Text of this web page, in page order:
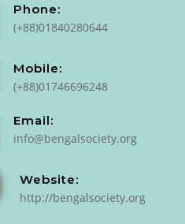
Phone:
(+88)01840280644
Mobile:
(+88)01746696248
Email:
info@bengalsociety.org
Website:
http://bengalsociety.org